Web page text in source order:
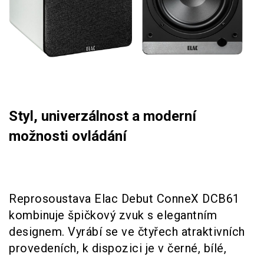
Styl, univerzálnost a moderní
možnosti ovládání
Reprosoustava Elac Debut ConneX DCB61
kombinuje špičkový zvuk s elegantním
designem. Vyrábí se ve čtyřech atraktivních
provedeních, k dispozici je v černé, bílé,